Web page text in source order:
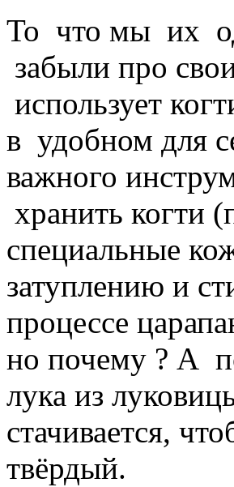
То что мы их
забыли про
использует
в удобном для
важного
хранить когти
специальные
затуплению и
процессе
но почему ? А
лука из
стачивается,
твёрдый.